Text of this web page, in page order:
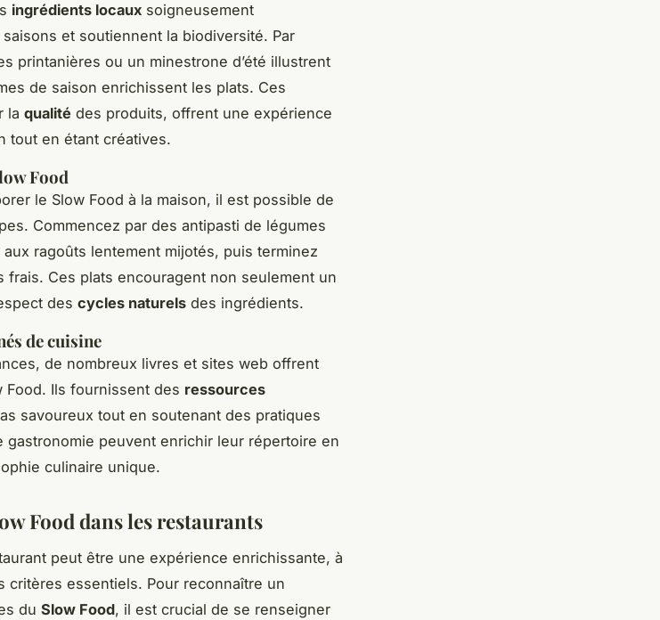
ingrédients locaux soigneusement
et soutiennent la biodiversité. Par
printanières ou un minestrone d’été illustrent
de saison enrichissent les plats. Ces
la qualité des produits, offrent une expérience
tout en étant créatives.
Food
le Slow Food à la maison, il est possible de
Commencez par des antipasti de légumes
ragoûts lentement mijotés, puis terminez
Ces plats encouragent non seulement un
des cycles naturels des ingrédients.
de cuisine
de nombreux livres et sites web offrent
Ils fournissent des ressources
savoureux tout en soutenant des pratiques
gastronomie peuvent enrichir leur répertoire en
culinaire unique.
Food dans les restaurants
peut être une expérience enrichissante, à
critères essentiels. Pour reconnaître un
du Slow Food, il est crucial de se renseigner